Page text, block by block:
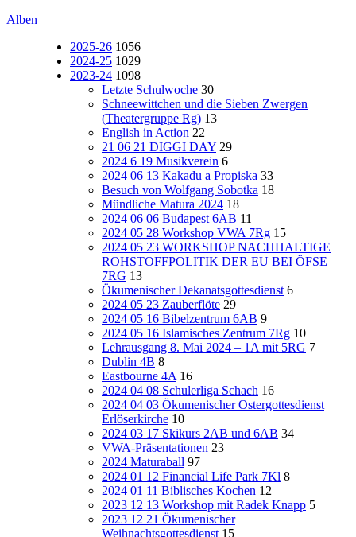
Alben
2025-26 1056
2024-25 1029
2023-24 1098
Letzte Schulwoche 30
Schneewittchen und die Sieben Zwergen
(Theatergruppe Rg) 13
English in Action 22
21 06 21 DIGGI DAY 29
2024 6 19 Musikverein 6
2024 06 13 Kakadu a Propiska 33
Besuch von Wolfgang Sobotka 18
Mündliche Matura 2024 18
2024 06 06 Budapest 6AB 11
2024 05 28 Workshop VWA 7Rg 15
2024 05 23 WORKSHOP NACHHALTIGE
ROHSTOFFPOLITIK DER EU BEI ÖFSE
7RG 13
Ökumenischer Dekanatsgottesdienst 6
2024 05 23 Zauberflöte 29
2024 05 16 Bibelzentrum 6AB 9
2024 05 16 Islamisches Zentrum 7Rg 10
Lehrausgang 8. Mai 2024 – 1A mit 5RG 7
Dublin 4B 8
Eastbourne 4A 16
2024 04 08 Schulerliga Schach 16
2024 04 03 Ökumenischer Ostergottesdienst
Erlöserkirche 10
2024 03 17 Skikurs 2AB und 6AB 34
VWA-Präsentationen 23
2024 Maturaball 97
2024 01 12 Financial Life Park 7Kl 8
2024 01 11 Biblisches Kochen 12
2023 12 13 Workshop mit Radek Knapp 5
2023 12 21 Ökumenischer
Weihnachtsgottesdienst 15